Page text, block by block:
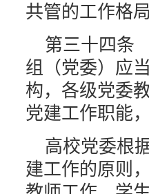
共管的工作格
第三十四条
组（党委）应
构，各级党委
党建工作职能
高校党委根
建工作的原则